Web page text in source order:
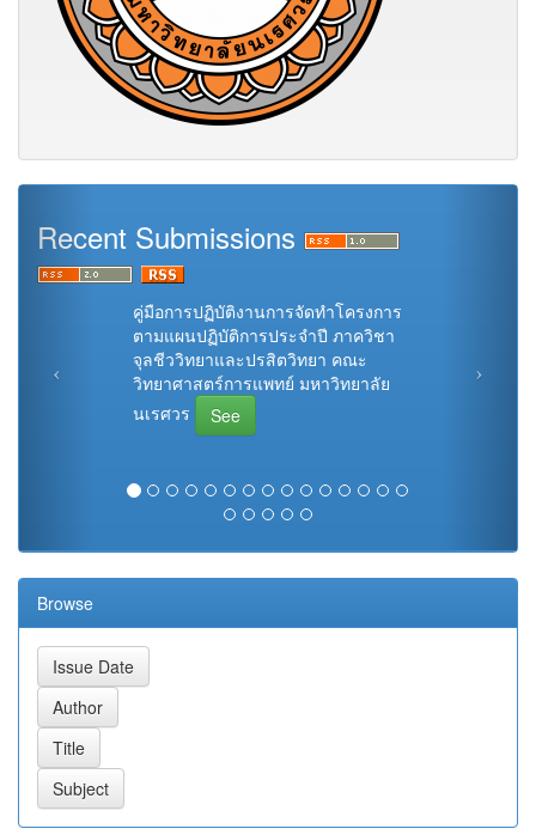
Recent Submissions
คู่มือการปฏิบัติงานการจัดทำโครงการ
ตามแผนปฏิบัติการประจำปี ภาควิชา
จุลชีววิทยาและปรสิตวิทยา คณะ
วิทยาศาสตร์การแพทย์ มหาวิทยาลัย
นเรศวร
See
Browse